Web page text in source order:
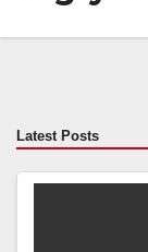
Latest Posts